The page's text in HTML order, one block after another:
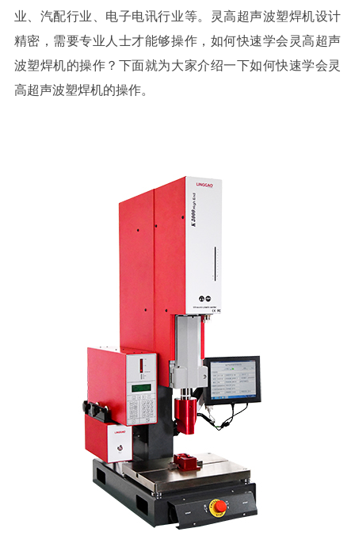
业、汽配行业、电子电讯行业等。灵高超声波塑焊机设计
精密，需要专业人士才能够操作，如何快速学会灵高超声
波塑焊机的操作？下面就为大家介绍一下如何快速学会灵
高超声波塑焊机的操作。